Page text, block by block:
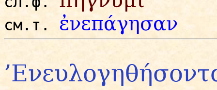
см.т. ἐνεπάγησαν